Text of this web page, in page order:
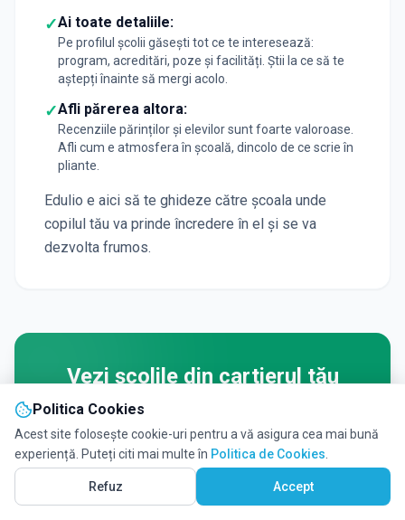
Vezi pe Hartă
✓Ai toate detaliile:
Pe profilul școlii găsești tot ce te interesează:
program, acreditări, poze și facilități. Știi la ce să te
aștepți înainte să mergi acolo.
✓Afli părerea altora:
Recenziile părinților și elevilor sunt foarte valoroase.
Afli cum e atmosfera în școală, dincolo de ce scrie în
pliante.
Edulio e aici să te ghideze către școala unde
copilul tău va prinde încredere în el și se va
dezvolta frumos.
Vezi școlile din cartierul tău
Stat sau privat? Aproape de casă e cel mai
bine. Deschide harta Edulio, folosește
funcția "Caută în această zonă" și vezi toate
opțiunile din
Bucuresti sector 3.
Politica Cookies
Acest site folosește cookie-uri pentru a vă asigura cea mai bună
experiență. Puteți citi mai multe în Politica de Cookies
Refuz Accept